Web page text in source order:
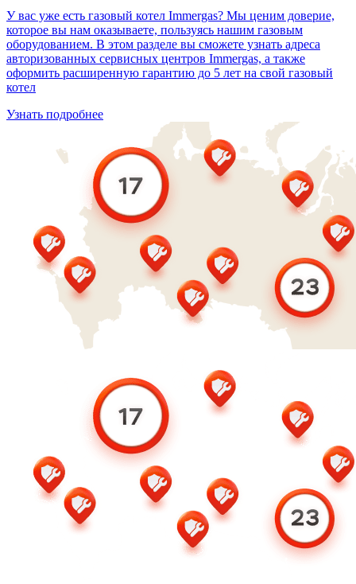
У вас уже есть газовый котел Immergas? Мы ценим доверие,
которое вы нам оказываете, пользуясь нашим газовым
оборудованием. В этом разделе вы сможете узнать адреса
авторизованных сервисных центров Immergas, а также
оформить расширенную гарантию до 5 лет на свой газовый
котел
Узнать подробнее